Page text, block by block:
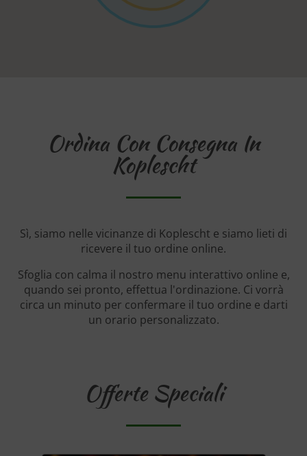
Ordina Con Consegna In
Koplescht
Sì, siamo nelle vicinanze di Koplescht e siamo lieti di
ricevere il tuo ordine online.
Sfoglia con calma il nostro menu interattivo online e,
quando sei pronto, effettua l'ordinazione. Ci vorrà
circa un minuto per confermare il tuo ordine e darti
un orario personalizzato.
Offerte Speciali